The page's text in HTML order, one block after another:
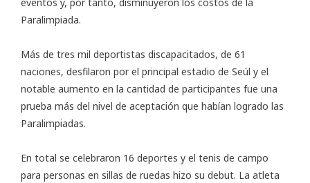
Paralimpiada.
Más de tres mil deportistas discapacitados, de 61
naciones, desfilaron por el principal estadio de Seúl y el
notable aumento en la cantidad de participantes fue una
prueba más del nivel de aceptación que habían logrado las
Paralimpiadas.
En total se celebraron 16 deportes y el tenis de campo
para personas en sillas de ruedas hizo su debut. La atleta